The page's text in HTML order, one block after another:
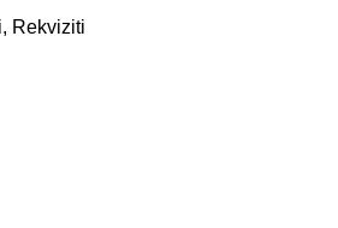
, Rekviziti